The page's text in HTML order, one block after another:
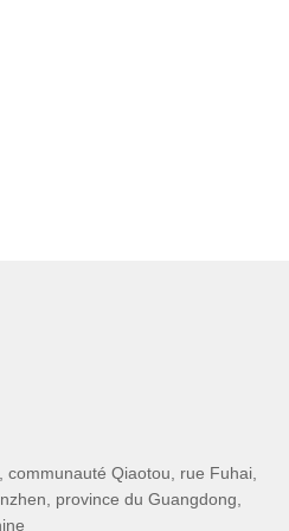
Qiaotou, rue Fuhai,
province du Guangdong,